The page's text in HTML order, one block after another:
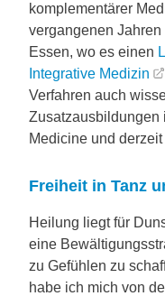
komplementärer
vergangenen
Essen, wo es einen
Integrative Medizin
Verfahren auch
Zusatzausbildungen
Medicine und
Freiheit in Tanz
Heilung liegt für
eine
zu Gefühlen zu
habe ich mich von